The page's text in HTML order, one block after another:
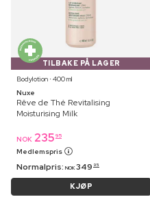
TILBAKE PÅ LAGER
Bodylotion ⋅ 400 ml
Nuxe
Rêve de Thé Revitalising
Moisturising Milk
NOK 235 95
Medlemspris
Normalpris: NOK 349 95
KJØP